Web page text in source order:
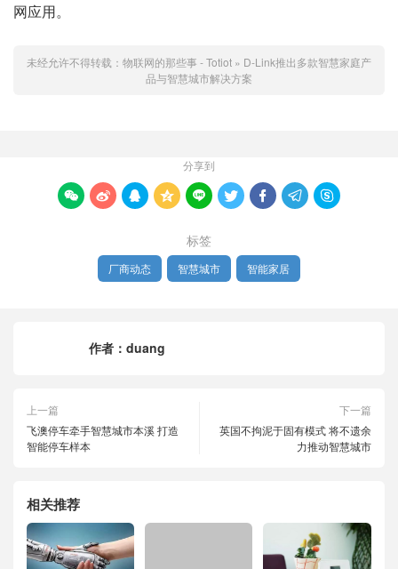
网应用。
未经允许不得转载： 物联网的那些事 - Totiot » D-Link推出多款智慧家庭产
品与智慧城市解决方案
分享到
        
标签
厂商动态 智慧城市 智能家居
作者： duang
上一篇
飞澳停车牵手智慧城市本溪 打造
智能停车样本
下一篇
英国不拘泥于固有模式 将不遗余
力推动智慧城市
相关推荐